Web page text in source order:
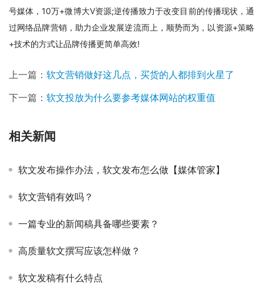
号媒体，10万+微博大V资源;逆传播致力于改变目前的传播现状，通
过网络品牌营销，助力企业发展逆流而上，顺势而为，以资源+策略
+技术的方式让品牌传播更简单高效!
上一篇： 软文营销做好这几点，买货的人都排到火星了
下一篇： 软文投放为什么要参考媒体网站的权重值
相关新闻
软文发布操作办法，软文发布怎么做【媒体管家】
软文营销有效吗？
一篇专业的新闻稿具备哪些要素？
高质量软文撰写应该怎样做？
软文发稿有什么特点